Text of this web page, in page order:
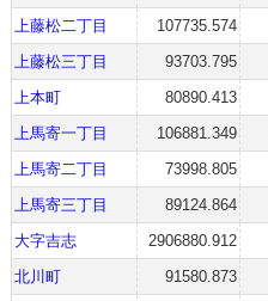
上藤松二丁目
107735.574
上藤松三丁目
93703.795
上本町
80890.413
上馬寄一丁目
106881.349
上馬寄二丁目
73998.805
上馬寄三丁目
89124.864
大字吉志
2906880.912
北川町
91580.873